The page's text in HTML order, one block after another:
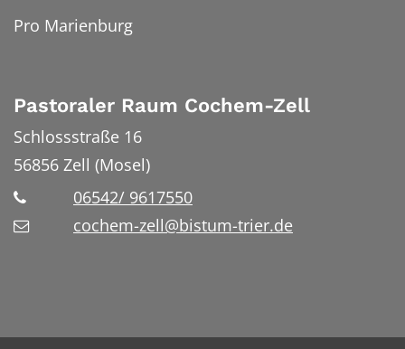
Pro Marienburg
Pastoraler Raum Cochem-Zell
Schlossstraße 16
56856 Zell (Mosel)
06542/ 9617550
cochem-zell@bistum-trier.de